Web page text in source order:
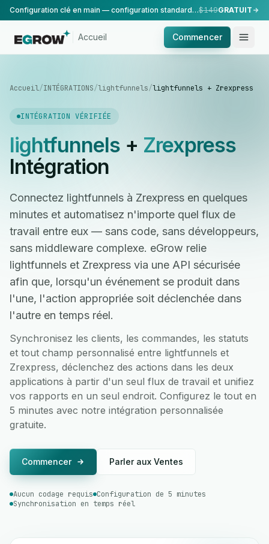
Configuration clé en main — configuration standard, réalisée par notre équipe.$149GRATUIT
Accueil Commencer
Accueil/INTÉGRATIONS/lightfunnels/lightfunnels + Zrexpress
INTÉGRATION VÉRIFIÉE
lightfunnels+ Zrexpress
Intégration
Connectez lightfunnels à Zrexpress en quelques
minutes et automatisez n'importe quel flux de
travail entre eux — sans code, sans développeurs,
sans middleware complexe. eGrow relie
lightfunnels et Zrexpress via une API sécurisée
afin que, lorsqu'un événement se produit dans
l'une, l'action appropriée soit déclenchée dans
l'autre en temps réel.
Synchronisez les clients, les commandes, les statuts
et tout champ personnalisé entre lightfunnels et
Zrexpress, déclenchez des actions dans les deux
applications à partir d'un seul flux de travail et unifiez
vos rapports en un seul endroit. Configurez le tout en
5 minutes avec notre intégration personnalisée
gratuite.
Commencer Parler aux Ventes
Aucun codage requis Configuration de 5 minutes
Synchronisation en temps réel